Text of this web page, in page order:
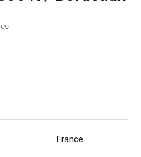
France